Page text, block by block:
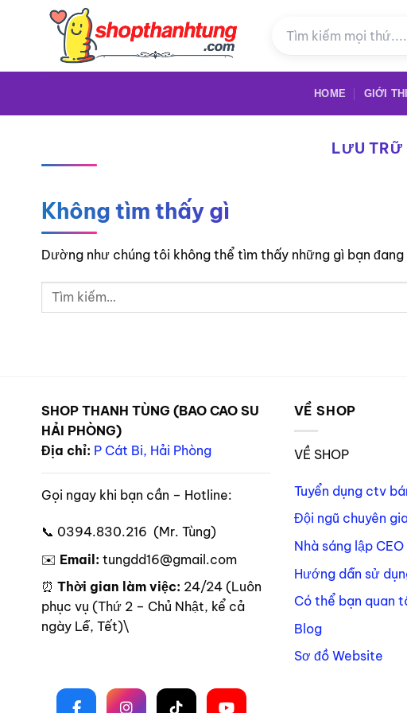
dung
HOME GIỚI
LƯU TRỮ
Không tìm thấy gì
Dường như chúng tôi không thể tìm thấy những gì bạn
SHOP THANH TÙNG (BAO CAO SU
HẢI PHÒNG)
Địa chỉ: P Cát Bi, Hải Phòng
Gọi ngay khi bạn cần – Hotline:
📞 0394.830.216 (Mr. Tùng)
✉️ Email: tungdd16@gmail.com
⏰ Thời gian làm việc: 24/24 (Luôn
phục vụ (Thứ 2 – Chủ Nhật, kể cả
ngày Lễ, Tết)\
VỀ SHOP
VỀ SHOP
Tuyển dụng ctv
Đội ngũ chuyên
Nhà sáng lập CEO
Hướng dẫn sử
Có thể bạn quan
Blog
Sơ đồ Website